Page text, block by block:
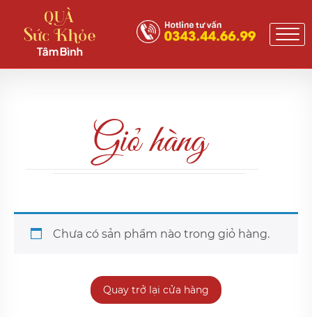
Giỏ hàng
Chưa có sản phẩm nào trong giỏ hàng.
Quay trở lại cửa hàng